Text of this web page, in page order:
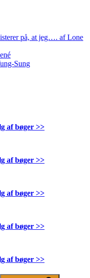
på, at jeg…. af Lone
Sung
af bøger >>
af bøger >>
af bøger >>
af bøger >>
af bøger >>